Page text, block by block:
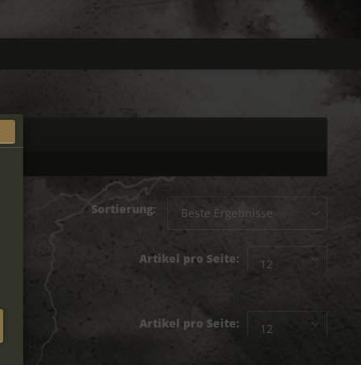
Sortierung:
Artikel pro Seite:
Artikel pro Seite: